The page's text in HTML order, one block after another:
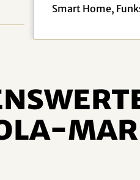
Smart Home,